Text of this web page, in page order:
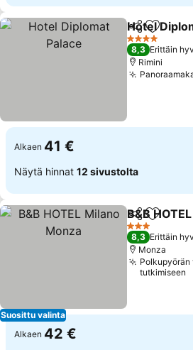
Jaa Lisää
Hotel
4 Tähtiluokitus
8,3 Erittäin
Rimini
Alkaen 41 €
Näytä hinnat 12 sivustolta
Suosittu valinta
Jaa Lisää
B&B
3 Tähtiluokitus
8,3 Erittäin
Monza
Polkupyörän
tutkimiseen
Alkaen 42 €